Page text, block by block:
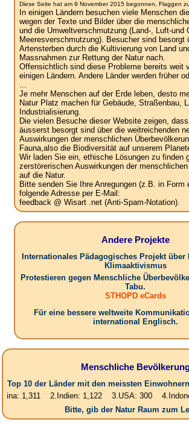
Diese Seite hat am 9 November 2015 begonnen, Flaggen
In einigen Ländern besuchen viele Menschen
wegen der Texte und Bilder über die
und die Umweltverschmutzung (Land-, Luft-und
Meeresverschmutzung). Besucher sind besorgt
Artensterben durch die Kultivierung von Land
Massnahmen zur Rettung der Natur nach.
Offensichtlich sind diese Probleme bereits weit
einigen Ländern. Andere Länder werden früher
...
Je mehr Menschen auf der Erde leben, desto
Natur Platz machen für Gebäude, Straßenbau,
Industrialisierung.
Die vielen Besuche dieser Website zeigen,
äusserst besorgt sind über die weitreichenden
Auswirkungen der menschlichen
Fauna,also die Biodiversität auf unserem
Wir laden Sie ein, ethische Lösungen zu finden
zerstörerischen Auswirkungen der
auf die Natur.
Bitte senden Sie Ihre Anregungen (z.B. in Form
folgende Adresse per E-Mail:
feedback @ Wisart .net (Anti-Spam-Notation).
Andere Projekte
Internationales Pädagogisches Projekt über
Klimaaktivismus
Protestieren gegen Menschliche
Tabu.
STHOPD eCards
Für eine bessere weltweite
international Englisch.
Menschliche
Top 10 der Länder mit den meissten
2.Indien: 1,122 3.USA: 300 4.Indonesien:
Bitte, gib der Natur Raum zum